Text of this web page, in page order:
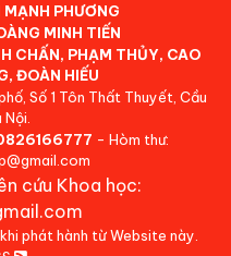
PHƯƠNG
MINH TIẾN
CHẤN, PHẠM THỦY, CAO
ĐOÀN HIẾU
Số 1 Tôn Thất Thuyết, Cầu
- Hòm thư:
cứu Khoa học:
phát hành từ Website này.